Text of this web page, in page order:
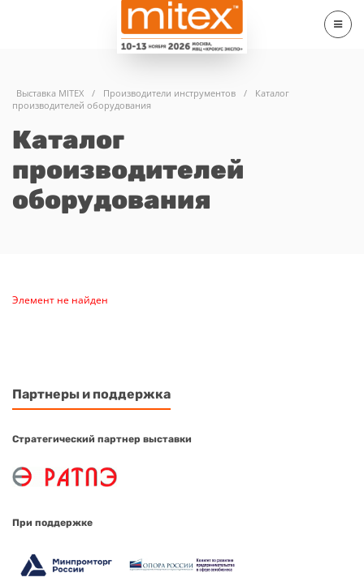
Выставка MITEX / Производители инструментов /
Каталог
производителей оборудования
Каталог
производителей
оборудования
Элемент не найден
Партнеры и поддержка
Стратегический партнер выставки
При поддержке